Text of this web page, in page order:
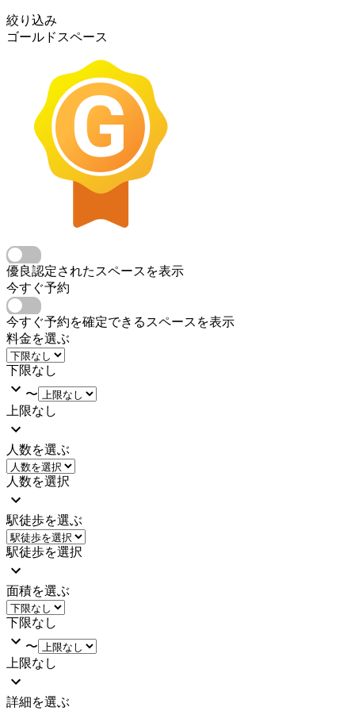
絞り込み
ゴールドスペース
優良認定されたスペースを表示
今すぐ予約
今すぐ予約を確定できるスペースを表示
料金を選ぶ
下限なし
〜
上限なし
人数を選ぶ
人数を選択
駅徒歩を選ぶ
駅徒歩を選択
面積を選ぶ
下限なし
〜
上限なし
詳細を選ぶ